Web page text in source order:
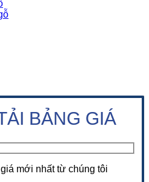
BẢNG GIÁ
mới nhất từ chúng tôi